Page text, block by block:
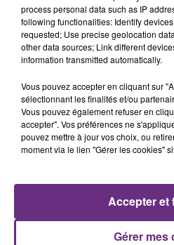
SI TOUT LE MONDE
La vendange en
août dans la commune de
jamais vu !
process personal data such as IP
following functionalities: Identify
requested; Use precise geolocation
other data sources; Link different
information transmitted automatically.
Vous pouvez accepter en cliquant sur
sélectionnant les finalités et/ou
Vous pouvez également refuser en
accepter". Vos préférences ne
pouvez mettre à jour vos choix, ou
moment via le lien "Gérer les cookies"
Gérer mes
Accepter et